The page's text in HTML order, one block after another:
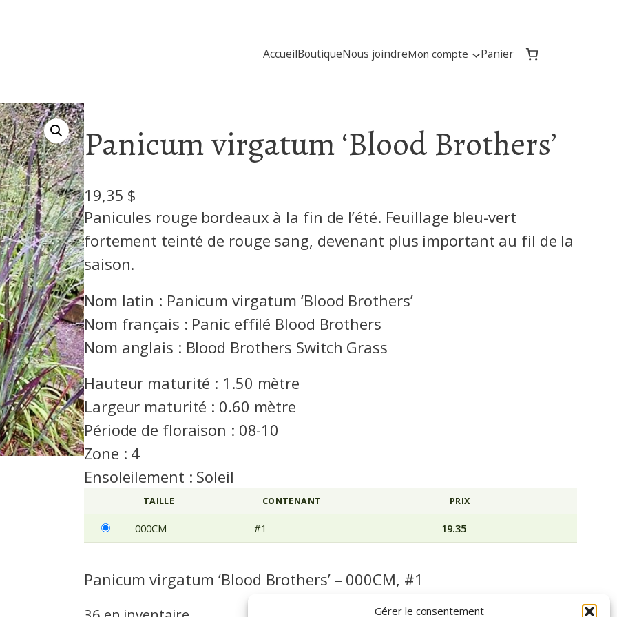
Gérer le consentement
AccueilBoutiqueNous joindreMon compte Panier
Panicum virgatum ‘Blood Brothers’
19,35 $
Panicules rouge bordeaux à la fin de l’été. Feuillage bleu-vert
fortement teinté de rouge sang, devenant plus important au fil de la
saison.
Nom latin : Panicum virgatum ‘Blood Brothers’
Nom français : Panic effilé Blood Brothers
Nom anglais : Blood Brothers Switch Grass
Hauteur maturité : 1.50 mètre
Largeur maturité : 0.60 mètre
Période de floraison : 08-10
Zone : 4
Ensoleilement : Soleil
TAILLE CONTENANT PRIX
000CM #1 19.35
Panicum virgatum ‘Blood Brothers’ – 000CM, #1